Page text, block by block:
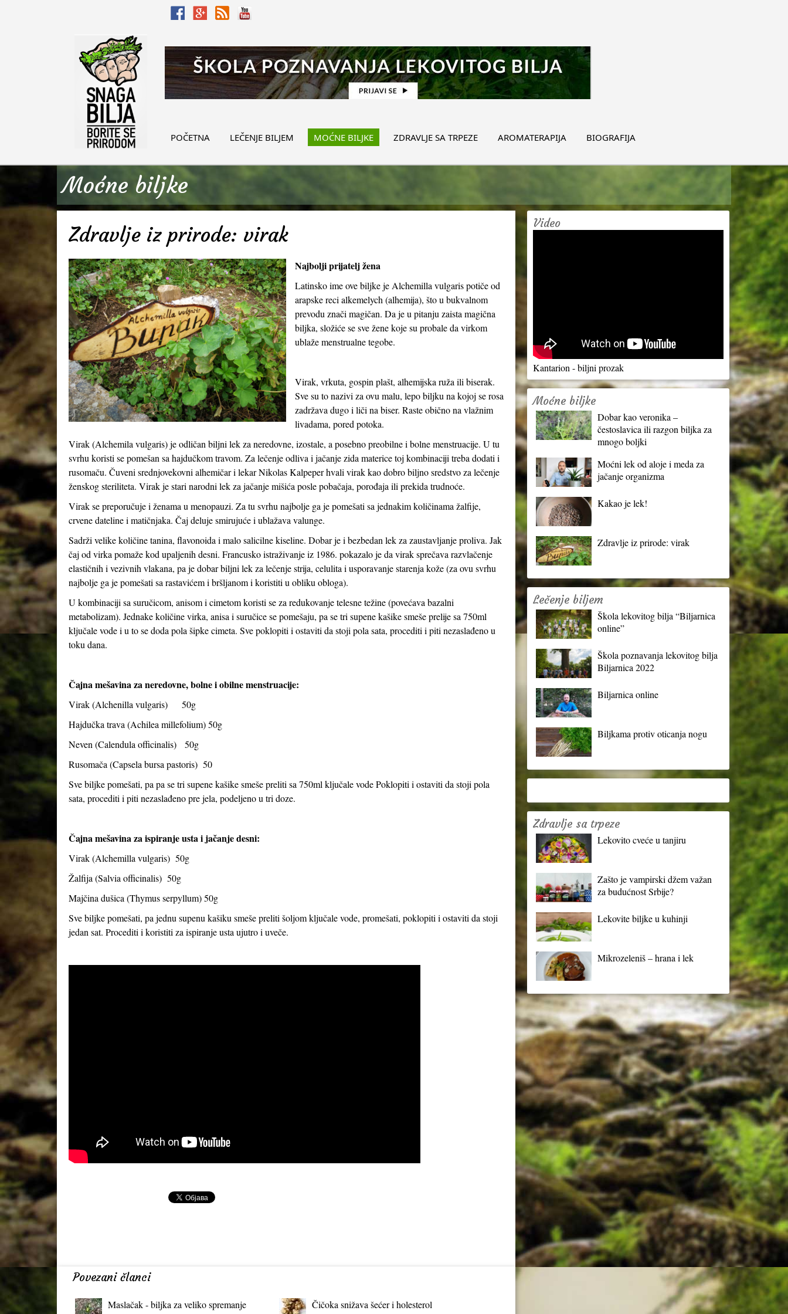
POČETNA LEČENJE BILJEM MOĆNE BILJKE ZDRAVLJE SA TRPEZE AROMATERAPIJA BIOGRAFIJA
Moćne biljke
Zdravlje iz prirode: virak
Najbolji prijatelj žena
Latinsko ime ove biljke je Alchemilla vulgarispotiče od
arapske reci alkemelych (alhemija), što u bukvalnom
prevodu znači magičan. Da je u pitanju zaista magična
biljka, složiće se sve žene koje su probale da virkom
ublaže menstrualne tegobe.
Virak, vrkuta, gospin plašt, alhemijska ruža ili biserak.
Sve su to nazivi za ovu malu, lepo biljku na kojoj se rosa
zadržava dugo i liči na biser. Raste obično na vlažnim
livadama, pored potoka.
Virak (Alchemila vulgaris) je odličan biljni lek za neredovne, izostale, a posebno preobilne i bolne menstruacije. U tu
svrhu koristi se pomešan sa hajdučkom travom. Za lečenje odliva i jačanje zida materice toj kombinaciji treba dodati i
rusomaču. Čuveni srednjovekovni alhemičar i lekar Nikolas Kalpeper hvali virak kao dobro biljno sredstvo za lečenje
ženskog steriliteta. Virak je stari narodni lek za jačanje mišića posle pobačaja, porođaja ili prekida trudnoće.
Virak se preporučuje i ženama u menopauzi. Za tu svrhu najbolje ga je pomešati sa jednakim količinama žalfije,
crvene dateline i matičnjaka. Čaj deluje smirujuće i ublažava valunge.
Sadrži velike količine tanina, flavonoida i malo salicilne kiseline. Dobar je i bezbedan lek za zaustavljanje proliva. Jak
čaj od virka pomaže kod upaljenih desni. Francusko istraživanje iz 1986. pokazalo je da virak sprečava razvlačenje
elastičnih i vezivnih vlakana, pa je dobar biljni lek za lečenje strija, celulita i usporavanje starenja kože (za ovu svrhu
najbolje ga je pomešati sa rastavićem i bršljanom i koristiti u obliku obloga).
U kombinaciji sa suručicom, anisom i cimetom koristi se za redukovanje telesne težine (povećava bazalni
metabolizam). Jednake količine virka, anisa i suručice se pomešaju, pa se tri supene kašike smeše prelije sa 750ml
ključale vode i u to se doda pola šipke cimeta. Sve poklopiti i ostaviti da stoji pola sata, procediti i piti nezaslađeno u
toku dana.
Čajna mešavina za neredovne, bolne i obilne menstruacije:
Virak (Alchenilla vulgaris) 50g
Hajdučka trava (Achilea millefolium) 50g
Neven (Calendula officinalis) 50g
Rusomača (Capsela bursa pastoris) 50
Sve biljke pomešati, pa pa se tri supene kašike smeše preliti sa 750ml ključale vode Poklopiti i ostaviti da stoji pola
sata, procediti i piti nezaslađeno pre jela, podeljeno u tri doze.
Čajna mešavina za ispiranje usta i jačanje desni:
Virak (Alchemilla vulgaris) 50g
Žalfija (Salvia officinalis) 50g
Majčina dušica (Thymus serpyllum) 50g
Sve biljke pomešati, pa jednu supenu kašiku smeše preliti šoljom ključale vode, promešati, poklopiti i ostaviti da stoji
jedan sat. Procediti i koristiti za ispiranje usta ujutro i uveče.
Povezani članci
Maslačak - biljka za veliko spremanje
Čičoka snižava šećer i holesterol
Video
Kantarion - biljni prozak
Moćne biljke
Dobar kao veronika –
čestoslavica ili razgon biljka za
mnogo boljki
Moćni lek od aloje i meda za
jačanje organizma
Kakao je lek!
Zdravlje iz prirode: virak
Lečenje biljem
Škola lekovitog bilja “Biljarnica
online”
Škola poznavanja lekovitog bilja
Biljarnica 2022
Biljarnica online
Biljkama protiv oticanja nogu
Zdravlje sa trpeze
Lekovito cveće u tanjiru
Zašto je vampirski džem važan
za budućnost Srbije?
Lekovite biljke u kuhinji
Mikrozeleniš – hrana i lek